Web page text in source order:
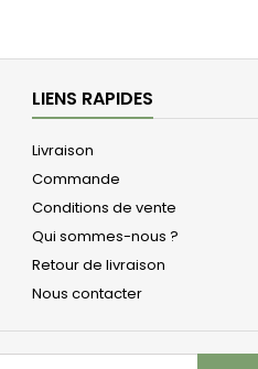
LIENS RAPIDES
Livraison
Commande
Conditions de vente
Qui sommes-nous ?
Retour de livraison
Nous contacter